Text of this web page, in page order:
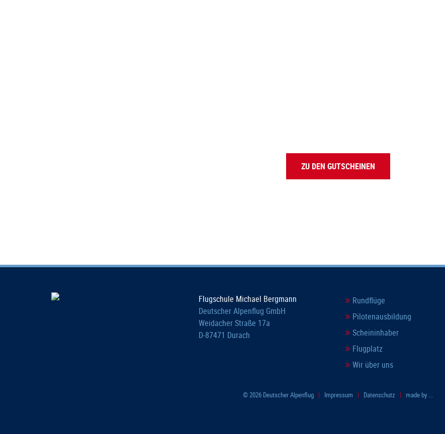
ZU DEN GUTSCHEINEN
Flugschule Michael Bergmann
Deutscher Alpenflug GmbH
Weidacher Straße 17a
D-87471 Durach
Rundflüge
Pilotenausbildung
Scheininhaber
Flugplatz
Wir über uns
© 2026 Deutscher Alpenflug | Impressum | Datenschutz | made by ...